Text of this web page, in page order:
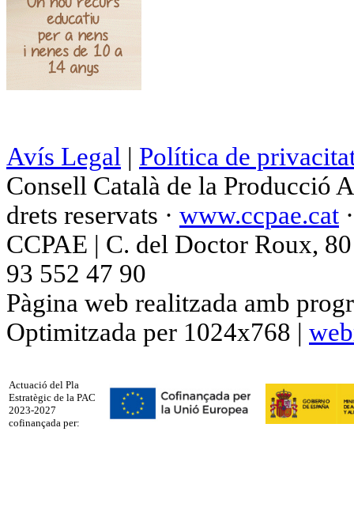
Avís Legal | Política de
Consell Català de la Producció
drets reservats · www.ccpae.cat
CCPAE | C. del Doctor Roux,
93 552 47 90
Pàgina web realitzada amb
Optimitzada per 1024x768 |
Actuació del Pla
Estratègic de la PAC
2023-2027
cofinançada per: